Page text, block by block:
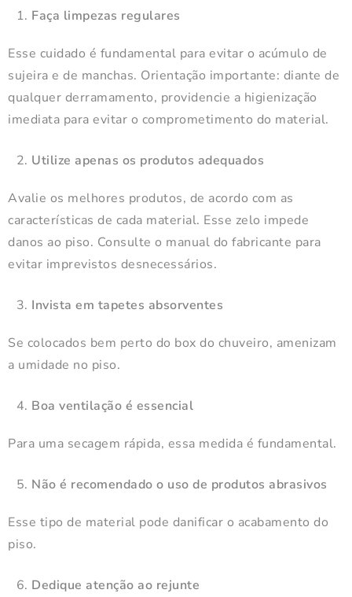
Faça limpezas regulares
Esse cuidado é fundamental para evitar o acúmulo de
sujeira e de manchas. Orientação importante: diante de
qualquer derramamento, providencie a higienização
imediata para evitar o comprometimento do material.
Utilize apenas os produtos adequados
Avalie os melhores produtos, de acordo com as
características de cada material. Esse zelo impede
danos ao piso. Consulte o manual do fabricante para
evitar imprevistos desnecessários.
Invista em tapetes absorventes
Se colocados bem perto do box do chuveiro, amenizam
a umidade no piso.
Boa ventilação é essencial
Para uma secagem rápida, essa medida é fundamental.
Não é recomendado o uso de produtos abrasivos
Esse tipo de material pode danificar o acabamento do
piso.
Dedique atenção ao rejunte